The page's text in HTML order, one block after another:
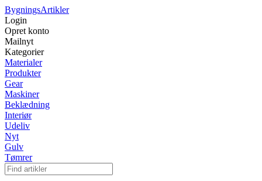
BygningsArtikler
Login
Opret konto
Mailnyt
Kategorier
Materialer
Produkter
Gear
Maskiner
Beklædning
Interiør
Udeliv
Nyt
Gulv
Tømrer